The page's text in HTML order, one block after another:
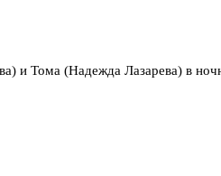
и Тома (Надежда Лазарева) в